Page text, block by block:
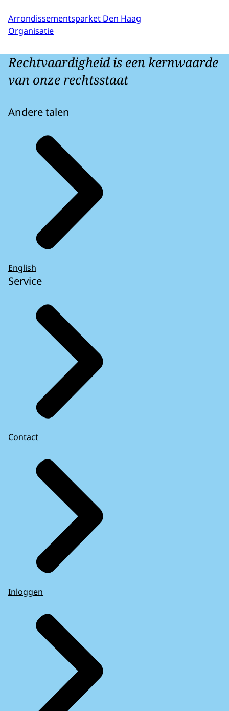
Arrondissementsparket Den Haag
Organisatie
Rechtvaardigheid is een kernwaarde
van onze rechtsstaat
Andere talen
English
Service
Contact
Inloggen